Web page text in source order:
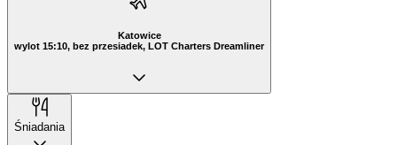
Katowice
wylot 15:10, bez przesiadek, LOT Charters Dreamliner
Śniadania